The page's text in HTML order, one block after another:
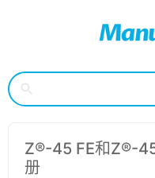
Z®-45 FE和Z®-
册